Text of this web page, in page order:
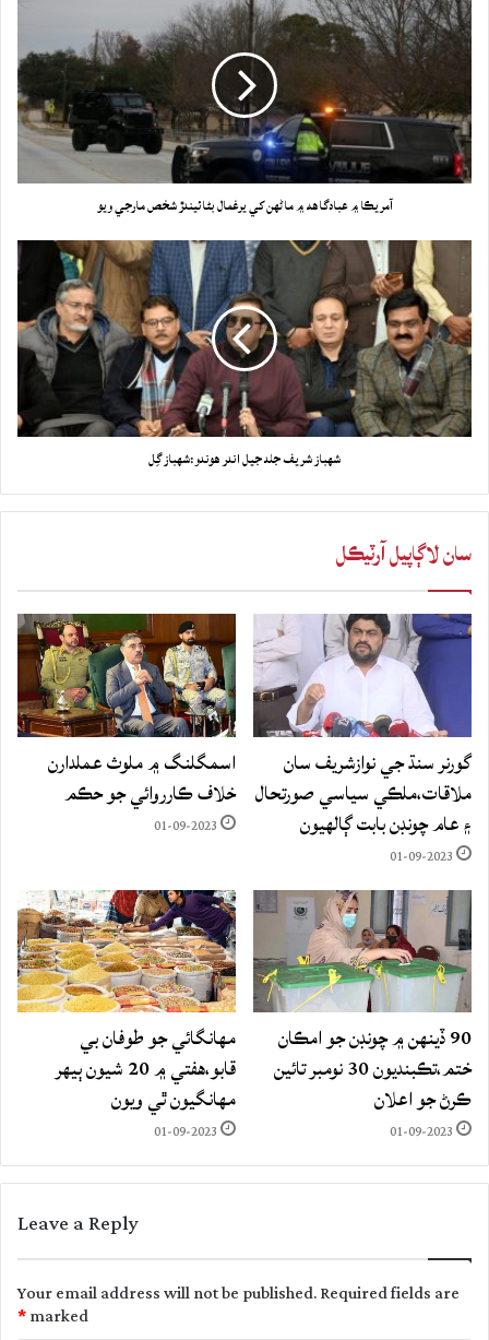
آمريڪا ۾ عبادگاهه ۾ ماڻهن کي يرغمال بڻائيندڙ شخص مارجي ويو
شهباز شريف جلد جيل اندر هوندو:شهباز گِل
سان لاڳاپيل آرٽيڪل
گورنر سنڌ جي نوازشريف سان
ملاقات،ملڪي سياسي صورتحال
۽ عام چونڊن بابت ڳالهيون
01-09-2023
اسمگلنگ ۾ ملوث عملدارن
خلاف ڪارروائي جو حڪم
01-09-2023
90 ڏينهن ۾ چونڊن جو امڪان
ختم،تڪبنديون 30 نومبر تائين
ڪرڻ جو اعلان
01-09-2023
مهانگائي جو طوفان بي
قابو،هفتي ۾ 20 شيون ٻيهر
مهانگيون ٿي ويون
01-09-2023
Leave a Reply
Your email address will not be published.Required fields are
marked
*